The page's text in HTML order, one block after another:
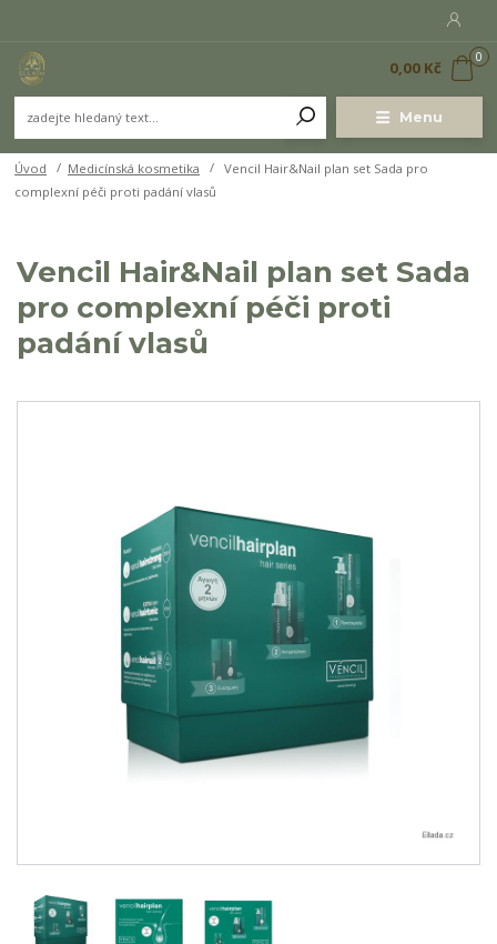
Menu
0
0,00 Kč
Úvod Medicínská kosmetika
Vencil Hair&Nail plan set Sada pro
complexní péči proti padání vlasů
Vencil Hair&Nail plan set Sada
pro complexní péči proti
padání vlasů